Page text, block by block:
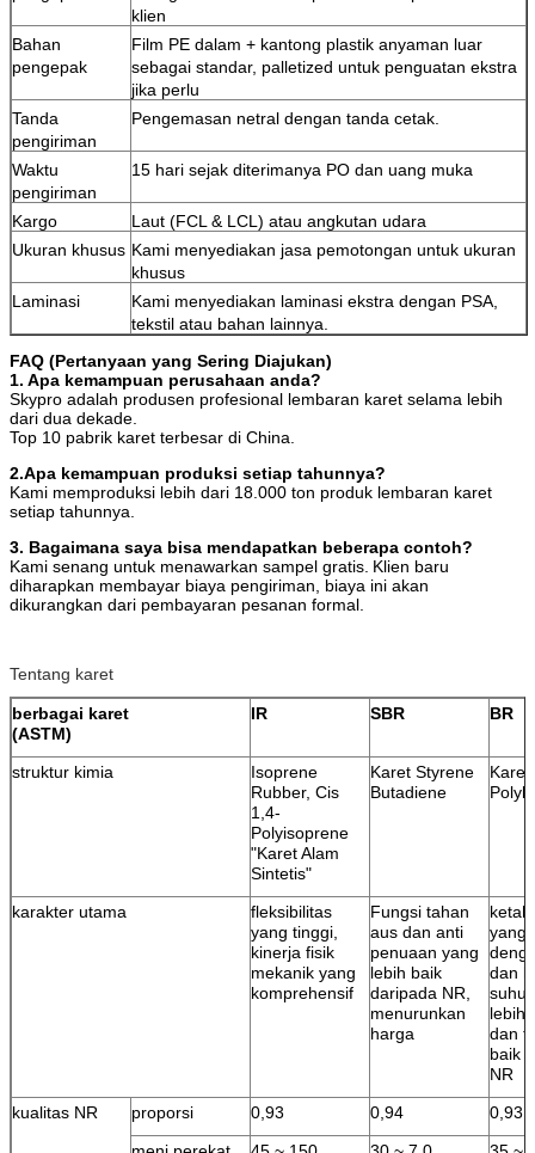
klien
Bahan
pengepak
Film PE dalam + kantong plastik anyaman luar
sebagai standar, palletized untuk penguatan ekstra
jika perlu
Tanda
pengiriman
Pengemasan netral dengan tanda cetak.
Waktu
pengiriman
15 hari sejak diterimanya PO dan uang muka
Kargo
Laut (FCL & LCL) atau angkutan udara
Ukuran khusus Kami menyediakan jasa pemotongan untuk ukuran
khusus
Laminasi
Kami menyediakan laminasi ekstra dengan PSA,
tekstil atau bahan lainnya.
FAQ (Pertanyaan yang Sering Diajukan)
1. Apa kemampuan perusahaan anda?
Skypro adalah produsen profesional lembaran karet selama lebih
dari dua dekade.
Top 10 pabrik karet terbesar di China.
2.Apa kemampuan produksi setiap tahunnya?
Kami memproduksi lebih dari 18.000 ton produk lembaran karet
setiap tahunnya.
3. Bagaimana saya bisa mendapatkan beberapa contoh?
Kami senang untuk menawarkan sampel gratis. Klien baru
diharapkan membayar biaya pengiriman, biaya ini akan
dikurangkan dari pembayaran pesanan formal.
Tentang karet
berbagai karet
(ASTM)
IR SBR BR
struktur kimia
Isoprene
Rubber, Cis
1,4-
Polyisoprene
"Karet Alam
Sintetis"
Karet Styrene
Butadiene
Karet
karakter utama
fleksibilitas
yang tinggi,
kinerja fisik
mekanik yang
komprehensif
Fungsi tahan
aus dan anti
penuaan yang
lebih baik
daripada NR,
menurunkan
harga
yang
dan
suhu
lebih
dan
baik
NR
kualitas NR
proporsi 0,93 0,94
0,93